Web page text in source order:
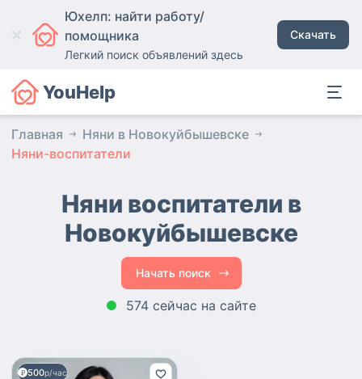
Юхелп: найти работу/
помощника
Легкий поиск объявлений здесь
Скачать
YouHelp
Главная
Няни в Новокуйбышевске
Няни-воспитатели
Няни воспитатели в
Новокуйбышевске
Начать поиск
574 сейчас на сайте
500р/час